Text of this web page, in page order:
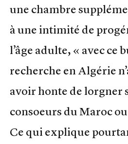
une chambre
à une intimité de
l’âge adulte, « avec ce
recherche en Algérie
avoir honte de lorgner
consoeurs du Maroc
Ce qui explique